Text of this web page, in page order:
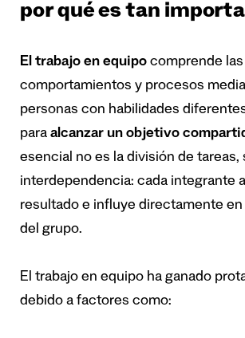
por qué es tan
El trabajo en equipo comprende
comportamientos y procesos
personas con habilidades
para alcanzar un objetivo
esencial no es la división de tareas,
interdependencia: cada integrante
resultado e influye directamente
del grupo.
El trabajo en equipo ha ganado
debido a factores como: